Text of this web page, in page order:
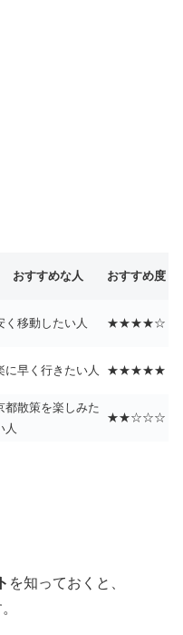
おすすめな人 おすすめ度
く移動したい人 ★★★★☆
に早く行きたい人 ★★★★★
都散策を楽しみた
人
★★☆☆☆
を知っておくと、